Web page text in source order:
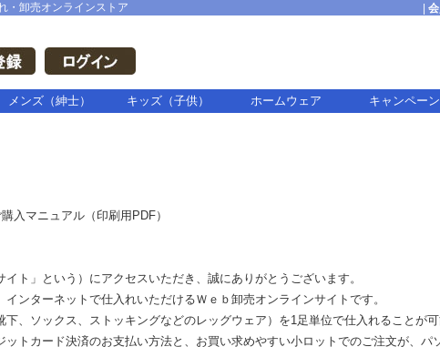
・卸売オンラインストア
メンズ（紳士） キッズ（子供） ホームウェア キャンペーン
購入マニュアル（印刷用PDF）
ト」という）にアクセスいただき、誠にありがとうございます。
ンターネットで仕入れいただけるＷｅｂ卸売オンラインサイトです。
、ソックス、ストッキングなどのレッグウェア）を1足単位で仕入れることが可
ットカード決済のお支払い方法と、お買い求めやすい小ロットでのご注文が、パ